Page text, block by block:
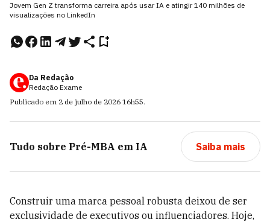
Jovem Gen Z transforma carreira após usar IA e atingir 140 milhões de
visualizações no LinkedIn
Da Redação
Redação Exame
Publicado em 2 de julho de 2026 16h55.
Tudo sobre Pré-MBA em IA Saiba mais
Construir uma marca pessoal robusta deixou de ser
exclusividade de executivos ou influenciadores. Hoje,